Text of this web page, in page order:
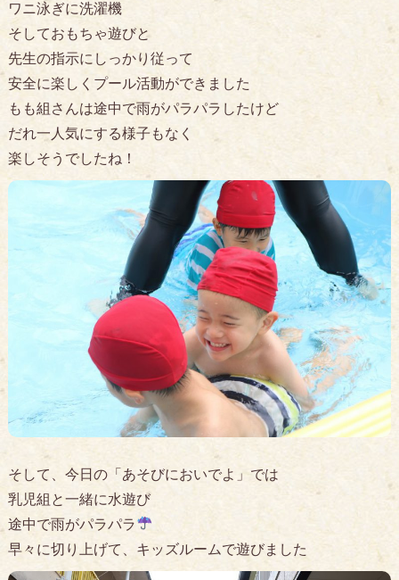
ワニ泳ぎに洗濯機
そしておもちゃ遊びと
先生の指示にしっかり従って
安全に楽しくプール活動ができました
もも組さんは途中で雨がパラパラしたけど
だれ一人気にする様子もなく
楽しそうでしたね！
そして、今日の「あそびにおいでよ」では
乳児組と一緒に水遊び
途中で雨がパラパラ
早々に切り上げて、キッズルームで遊びました